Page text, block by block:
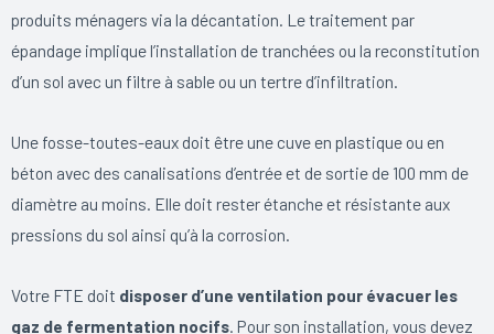
produits ménagers via la décantation. Le traitement par
épandage implique l’installation de tranchées ou la reconstitution
d’un sol avec un filtre à sable ou un tertre d’infiltration.
Une fosse-toutes-eaux doit être une cuve en plastique ou en
béton avec des canalisations d’entrée et de sortie de 100 mm de
diamètre au moins. Elle doit rester étanche et résistante aux
pressions du sol ainsi qu’à la corrosion.
Votre FTE doit disposer d’une ventilation pour évacuer les
gaz de fermentation nocifs. Pour son installation, vous devez